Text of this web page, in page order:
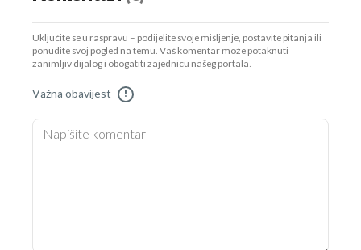
Uključite se u raspravu – podijelite svoje mišljenje, postavite pitanja ili
ponudite svoj pogled na temu. Vaš komentar može potaknuti
zanimljiv dijalog i obogatiti zajednicu našeg portala.
Važna obavijest !